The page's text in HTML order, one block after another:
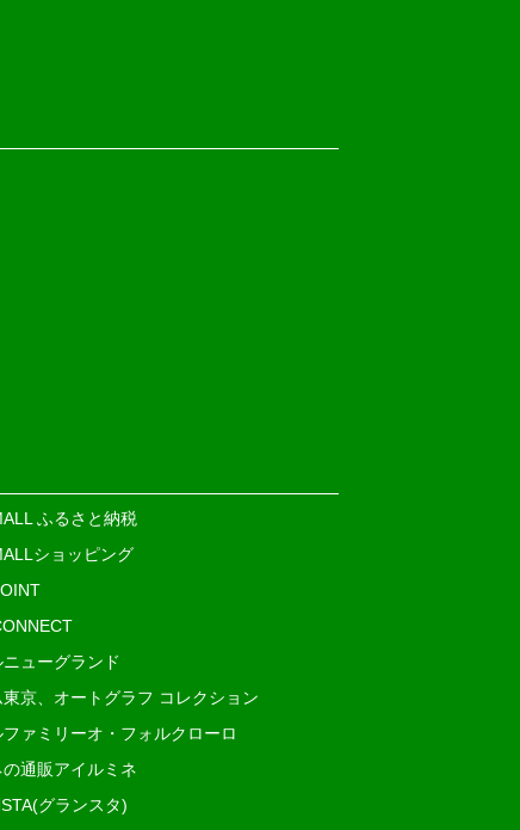
ふるさと納税
ショッピング
ューグランド
京、オートグラフ コレクション
ァミリーオ・フォルクローロ
通販アイルミネ
グランスタ)